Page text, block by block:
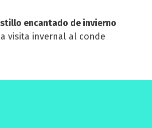
encan­ta­do de invierno
visita invernal al conde